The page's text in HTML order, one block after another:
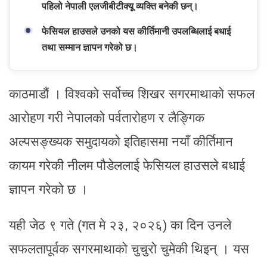
पहिलो नेपाली एलजीबीटीक्यू व्यक्ति बनेकी छन्।
फेसियल हाउसले उनको यस कीर्तिमानी उपलब्धिलाई बधाई
तथा सम्मान ज्ञापन गरेको छ।
काठमाडौं । विश्वको सर्वोच्च शिखर सगरमाथाको सफल
आरोहण गरी नेपालको पर्वतारोहण र लैङ्गिक
अल्पसङ्ख्यक समुदायको इतिहासमा नयाँ कीर्तिमान
कायम गरेकी नीलम पौडेललाई फेसियल हाउसले बधाई
ज्ञापन गरेको छ ।
यही जेठ ९ गते (गत मे २३, २०२६) का दिन उनले
सफलतापूर्वक सगरमाथाको चुचुरो चुमेकी थिइन् । यस